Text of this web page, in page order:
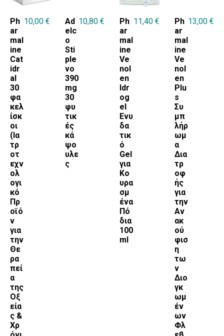
Ph
ar
mal
ine
Cat
idr
al
30
φα
κελ
ίσκ
οι
(Ια
τρ
οτ
εχν
ολ
ογι
κό
Πρ
οϊό
ν
για
την
Θε
ρα
πεί
α
της
Οξ
εία
ς &
Χρ
10,00 €
Ad
elc
o
Sti
ple
vo
390
mg
30
φυ
τικ
ές
κά
ψο
υλε
ς
10,80 €
Ph
ar
mal
ine
Ve
nol
en
Idr
og
el
Ενυ
δα
τικ
ό
Gel
για
Κο
υρα
σμ
ένα
Πό
δια
100
ml
11,40 €
Ph
ar
mal
ine
Ve
nol
en
Plu
s
Συ
μπ
λήρ
ωμ
α
Δια
τρ
οφ
ής
για
την
Αν
ακ
ού
φισ
η
τω
ν
Διο
γκ
ωμ
έν
ων
Φλ
13,00 €